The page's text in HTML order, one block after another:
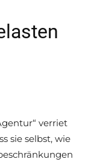
verriet
sie selbst, wie